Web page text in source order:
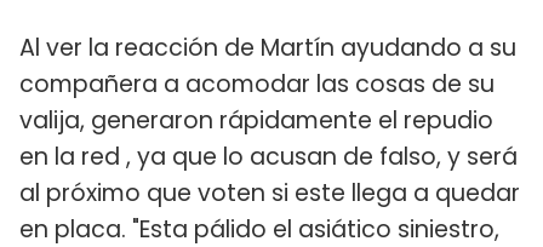
Al ver la reacción de Martín ayudando a su
compañera a acomodar las cosas de su
valija, generaron rápidamente el repudio
en la red , ya que lo acusan de falso, y será
al próximo que voten si este llega a quedar
en placa. "Esta pálido el asiático siniestro,